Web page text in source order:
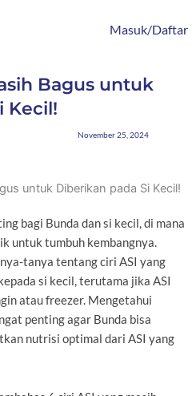
Masuk/Daftar
Bagus untuk
Kecil!
November 25, 2024
bagi Bunda dan si kecil, di mana
untuk tumbuh kembangnya.
tanya tentang ciri ASI yang
si kecil, terutama jika ASI
atau freezer. Mengetahui
penting agar Bunda bisa
nutrisi optimal dari ASI yang